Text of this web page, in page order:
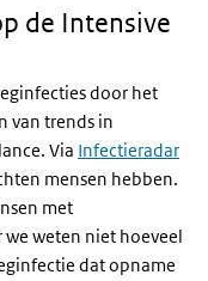
de Intensive
door het
van trends in
Via Infectieradar
mensen hebben.
met
weten niet hoeveel
dat opname